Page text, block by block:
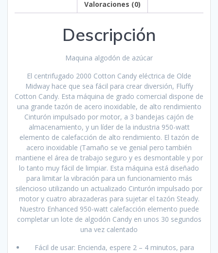
Valoraciones (0)
Descripción
Maquina algodón de azúcar
El centrifugado 2000 Cotton Candy eléctrica de Olde
Midway hace que sea fácil para crear diversión, Fluffy
Cotton Candy. Esta máquina de grado comercial dispone de
una grande tazón de acero inoxidable, de alto rendimiento
Cinturón impulsado por motor, a 3 bandejas cajón de
almacenamiento, y un líder de la industria 950-watt
elemento de calefacción de alto rendimiento. El tazón de
acero inoxidable (Tamaño se ve genial pero también
mantiene el área de trabajo seguro y es desmontable y por
lo tanto muy fácil de limpiar. Esta máquina está diseñado
para limitar la vibración para un funcionamiento más
silencioso utilizando un actualizado Cinturón impulsado por
motor y cuatro abrazaderas para sujetar el tazón Steady.
Nuestro Enhanced 950-watt calefacción elemento puede
completar un lote de algodón Candy en unos 30 segundos
una vez calentado
Fácil de usar: Encienda, espere 2 – 4 minutos, para